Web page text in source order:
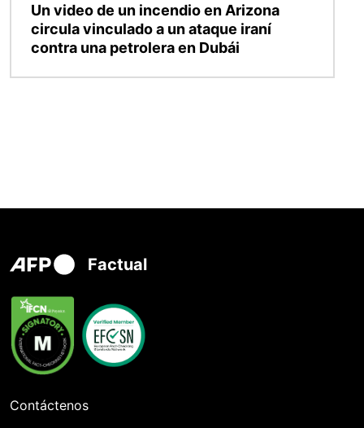
Un video de un incendio en Arizona
circula vinculado a un ataque iraní
contra una petrolera en Dubái
Factual
Contáctenos